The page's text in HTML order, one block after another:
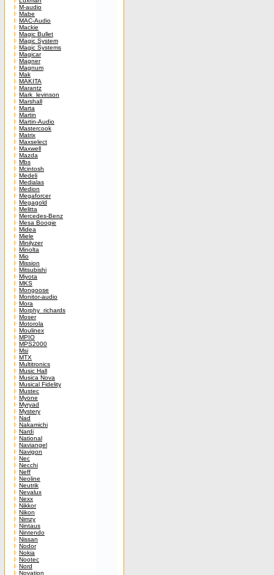
M-audio
Mabe
MAC-Audio
Mackie
Magic Bullet
Magic System
Magic Systems
Magicar
Magner
Magnum
Mak
MAKITA
Marantz
Mark_levinson
Marshall
Marta
Martin
Martin-Audio
Mastercook
Matrix
Maxselect
Maxwell
Mazda
Mbs
Mcintosh
Medeli
Medialas
Medion
Megaforcer
Megagold
Melitta
Mercedes-Benz
Mesa Boogie
Midea
Miele
Minilyzer
Minolta
Mio
Mission
Mitsubishi
Miyota
MKS
Mongoose
Monitor-audio
Mora
Morphy_richards
Moser
Motorola
Moulinex
MPIO
MPS2000
Msi
MTX
Multitronics
Music Hall
Musica Nova
Musical Fidelity
Mustec
Myone
Myryad
Mystery
Nad
Nakamichi
Nardi
National
Naviangel
Navigon
Nec
Necchi
Neff
Neoline
Neutrik
Nevalux
Nexx
Nikkor
Nikon
Nimzy
Nintaus
Nintendo
Nissan
Nodor
Nokia
Nootec
Nord
Novation